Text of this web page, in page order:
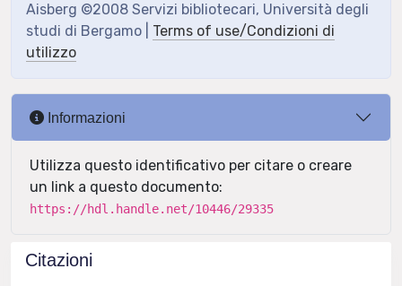
Aisberg ©2008 Servizi bibliotecari, Università degli
studi di Bergamo | Terms of use/Condizioni di
utilizzo
Informazioni
Utilizza questo identificativo per citare o creare
un link a questo documento:
https://hdl.handle.net/10446/29335
Citazioni